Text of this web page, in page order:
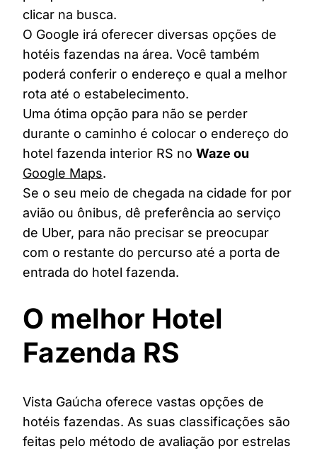
clicar na busca.
O Google irá oferecer diversas opções de
hotéis fazendas na área. Você também
poderá conferir o endereço e qual a melhor
rota até o estabelecimento.
Uma ótima opção para não se perder
durante o caminho é colocar o endereço do
hotel fazenda interior RS no Waze ou
Google Maps.
Se o seu meio de chegada na cidade for por
avião ou ônibus, dê preferência ao serviço
de Uber, para não precisar se preocupar
com o restante do percurso até a porta de
entrada do hotel fazenda.
O melhor Hotel
Fazenda RS
Vista Gaúcha oferece vastas opções de
hotéis fazendas. As suas classificações são
feitas pelo método de avaliação por estrelas